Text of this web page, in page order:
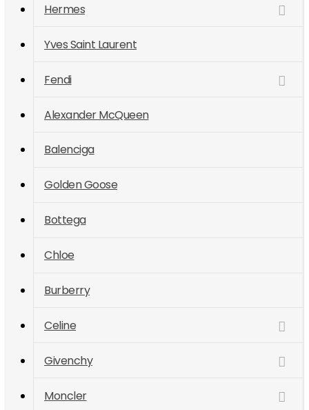
Hermes
Yves Saint Laurent
Fendi
Alexander McQueen
Balenciga
Golden Goose
Bottega
Chloe
Burberry
Celine
Givenchy
Moncler